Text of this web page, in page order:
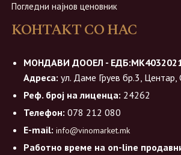
Погледни најнов ценовник
КОНТАКТ СО НАС
МОНДАВИ ДООЕЛ -
Адреса: ул. Даме Груев бр.3, Центар,
Реф. број на лиценца: 24262
Телефон: 078 212 080
E-mail: info@vinomarket.mk
Работно време на on-line